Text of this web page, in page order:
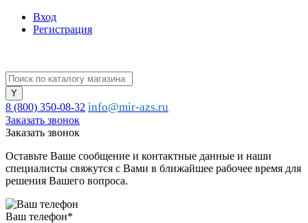
Вход
Регистрация
8 (800) 350-08-32 info@mir-azs.ru
Заказать звонок
Заказать звонок
Оставьте Ваше сообщение и контактные данные и наши
специалисты свяжутся с Вами в ближайшее рабочее время для
решения Вашего вопроса.
Ваш телефон*